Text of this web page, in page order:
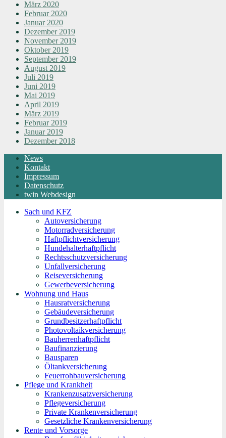
März 2020
Februar 2020
Januar 2020
Dezember 2019
November 2019
Oktober 2019
September 2019
August 2019
Juli 2019
Juni 2019
Mai 2019
April 2019
März 2019
Februar 2019
Januar 2019
Dezember 2018
News
Kontakt
Impressum
Datenschutz
twin Webdesign
Sach und KFZ
Autoversicherung
Motorradversicherung
Haftpflichtversicherung
Hundehalterhaftpflicht
Rechtsschutzversicherung
Unfallversicherung
Reiseversicherung
Gewerbeversicherung
Wohnung und Haus
Hausratversicherung
Gebäudeversicherung
Grundbesitzerhaftpflicht
Photovoltaikversicherung
Bauherrenhaftpflicht
Baufinanzierung
Bausparen
Öltankversicherung
Feuerrohbauversicherung
Pflege und Krankheit
Krankenzusatzversicherung
Pflegeversicherung
Private Krankenversicherung
Gesetzliche Krankenversicherung
Rente und Vorsorge